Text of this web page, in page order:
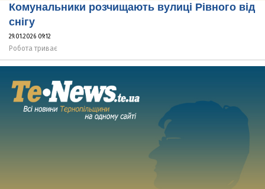
Комунальники розчищають вулиці Рівного від
снігу
29.01.2026 09:12
Робота триває